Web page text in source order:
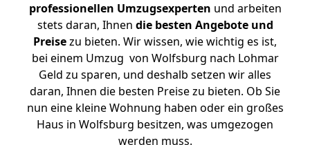
professionellen Umzugsexperten und arbeiten
stets daran, Ihnen die besten Angebote und
Preisezu bieten. Wir wissen, wie wichtig es ist,
bei einem Umzug von Wolfsburg nach Lohmar
Geld zu sparen, und deshalb setzen wir alles
daran, Ihnen die besten Preise zu bieten. Ob Sie
nun eine kleine Wohnung haben oder ein großes
Haus in Wolfsburg besitzen, was umgezogen
werden muss.